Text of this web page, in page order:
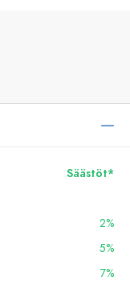
Säästöt*
2%
5%
7%